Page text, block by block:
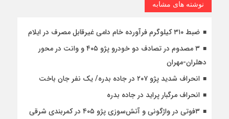
نوشته های مشابه
ضبط ۳۱۰ کیلوگرم فرآورده خام دامی غیرقابل مصرف در ایلام
۳ مصدوم در تصادف دو خودرو پژو ۴۰۵ و وانت در محور
دهلران-مهران
انحراف شدید پژو ۲۰۷ در جاده بدره/ یک نفر جان باخت
انحراف مرگبار پراید در جاده بدره
۳فوتی در واژگونی و آتش‌سوزی پژو ۴۰۵ در کمربندی شرقی